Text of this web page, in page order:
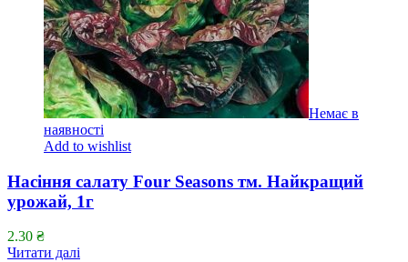
Немає в
наявності
Add to wishlist
Насіння салату Four Seasons тм. Найкращий
урожай, 1г
2.30 ₴
Читати далі